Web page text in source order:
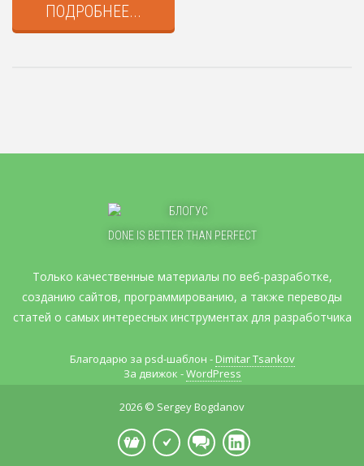
ПОДРОБНЕЕ...
DONE IS BETTER THAN PERFECT
Только качественные материалы по веб-разработке,
созданию сайтов, программированию, а также переводы
статей о самых интересных инструментах для разработчика
Благодарю за psd-шаблон - Dimitar Tsankov
За движок -WordPress
2026 © Sergey Bogdanov